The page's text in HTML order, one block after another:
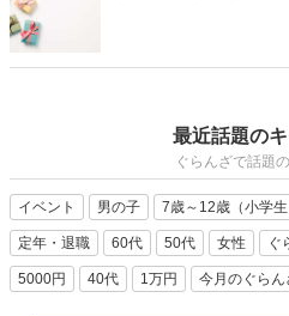
最近話題の
ぐらんざで話題
イベント 男の子 7歳～12歳（小学生
定年・退職 60代 50代 女性 ぐ
5000円 40代 1万円 今月のぐらん